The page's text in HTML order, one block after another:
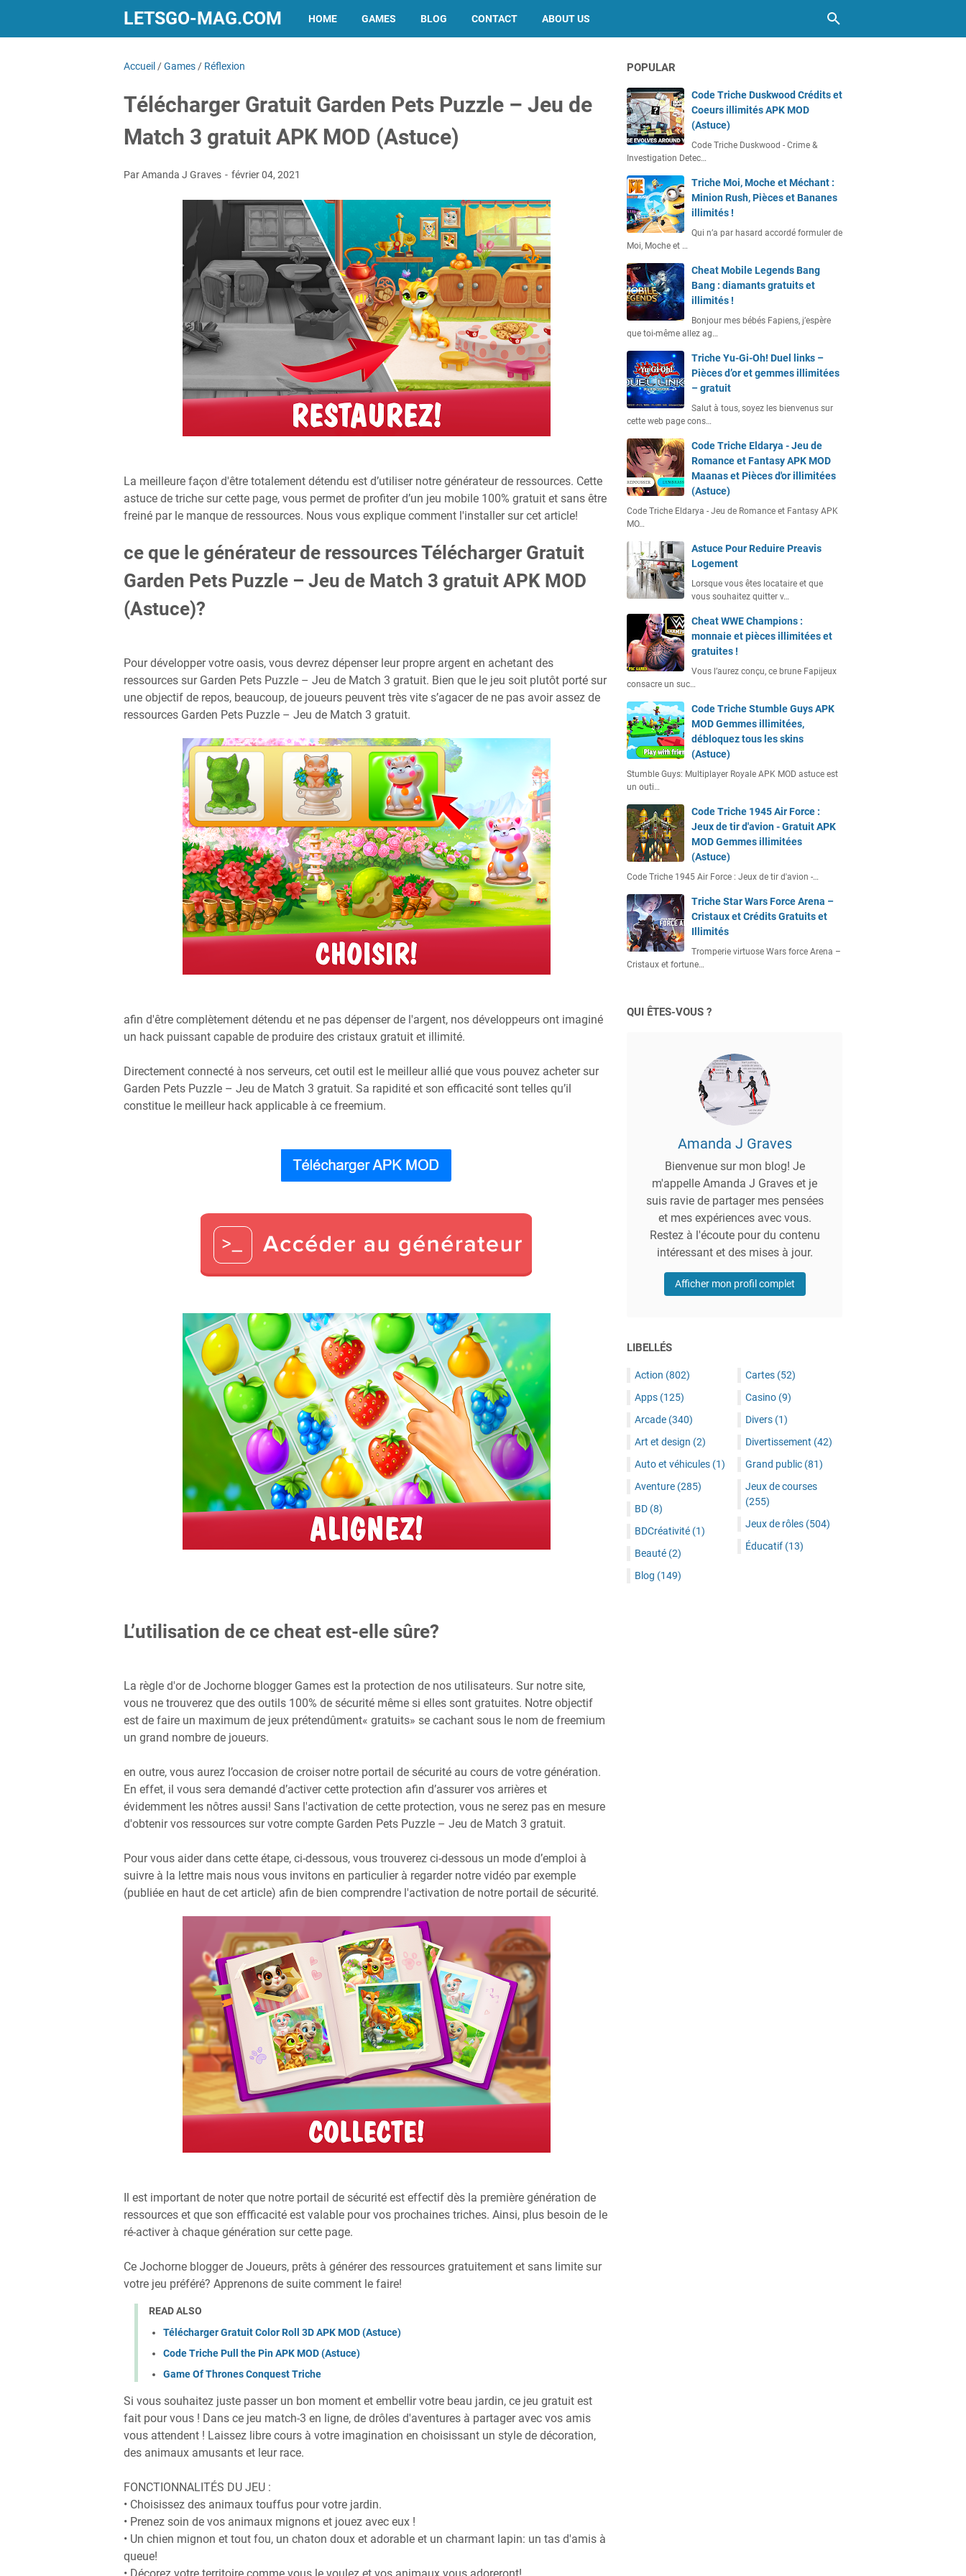
LETSGO-MAG.COM HOME GAMES BLOG CONTACT ABOUT US
Accueil /Games / Réflexion
Télécharger Gratuit Garden Pets Puzzle – Jeu de
Match 3 gratuit APK MOD (Astuce)
Par Amanda J Graves février 04, 2021
La meilleure façon d'être totalement détendu est d’utiliser notre générateur de ressources. Cette
astuce de triche sur cette page, vous permet de profiter d’un jeu mobile 100% gratuit et sans être
freiné par le manque de ressources. Nous vous explique comment l'installer sur cet article!
ce que le générateur de ressources Télécharger Gratuit
Garden Pets Puzzle – Jeu de Match 3 gratuit APK MOD
(Astuce)?
Pour développer votre oasis, vous devrez dépenser leur propre argent en achetant des
ressources sur Garden Pets Puzzle – Jeu de Match 3 gratuit. Bien que le jeu soit plutôt porté sur
une objectif de repos, beaucoup, de joueurs peuvent très vite s’agacer de ne pas avoir assez de
ressources Garden Pets Puzzle – Jeu de Match 3 gratuit.
afin d'être complètement détendu et ne pas dépenser de l'argent, nos développeurs ont imaginé
un hack puissant capable de produire des cristaux gratuit et illimité.
Directement connecté à nos serveurs, cet outil est le meilleur allié que vous pouvez acheter sur
Garden Pets Puzzle – Jeu de Match 3 gratuit. Sa rapidité et son efficacité sont telles qu’il
constitue le meilleur hack applicable à ce freemium.
L’utilisation de ce cheat est-elle sûre?
La règle d'or de Jochorne blogger Games est la protection de nos utilisateurs. Sur notre site,
vous ne trouverez que des outils 100% de sécurité même si elles sont gratuites. Notre objectif
est de faire un maximum de jeux prétendûment« gratuits» se cachant sous le nom de freemium
un grand nombre de joueurs.
en outre, vous aurez l’occasion de croiser notre portail de sécurité au cours de votre génération.
En effet, il vous sera demandé d’activer cette protection afin d’assurer vos arrières et
évidemment les nôtres aussi! Sans l'activation de cette protection, vous ne serez pas en mesure
d'obtenir vos ressources sur votre compte Garden Pets Puzzle – Jeu de Match 3 gratuit.
Pour vous aider dans cette étape, ci-dessous, vous trouverez ci-dessous un mode d’emploi à
suivre à la lettre mais nous vous invitons en particulier à regarder notre vidéo par exemple
(publiée en haut de cet article) afin de bien comprendre l'activation de notre portail de sécurité.
Il est important de noter que notre portail de sécurité est effectif dès la première génération de
ressources et que son effficacité est valable pour vos prochaines triches. Ainsi, plus besoin de le
ré-activer à chaque génération sur cette page.
Ce Jochorne blogger de Joueurs, prêts à générer des ressources gratuitement et sans limite sur
votre jeu préféré? Apprenons de suite comment le faire!
READ ALSO
Télécharger Gratuit Color Roll 3D APK MOD (Astuce)
Code Triche Pull the Pin APK MOD (Astuce)
Game Of Thrones Conquest Triche
Si vous souhaitez juste passer un bon moment et embellir votre beau jardin, ce jeu gratuit est
fait pour vous ! Dans ce jeu match-3 en ligne, de drôles d'aventures à partager avec vos amis
vous attendent ! Laissez libre cours à votre imagination en choisissant un style de décoration,
des animaux amusants et leur race.
FONCTIONNALITÉS DU JEU :
• Choisissez des animaux touffus pour votre jardin.
• Prenez soin de vos animaux mignons et jouez avec eux !
• Un chien mignon et tout fou, un chaton doux et adorable et un charmant lapin: un tas d'amis à
queue!
POPULAR
Code Triche Duskwood Crédits et
Coeurs illimités APK MOD
(Astuce)
Code Triche Duskwood - Crime &
Investigation Detec…
Triche Moi, Moche et Méchant :
Minion Rush, Pièces et Bananes
illimités !
Qui n’a par hasard accordé formuler de
Moi, Moche et …
Cheat Mobile Legends Bang
Bang : diamants gratuits et
illimités !
Bonjour mes bébés Fapiens, j’espère
que toi-même allez ag…
Triche Yu-Gi-Oh! Duel links –
Pièces d’or et gemmes illimitées
– gratuit
Salut à tous, soyez les bienvenus sur
cette web page cons…
Code Triche Eldarya - Jeu de
Romance et Fantasy APK MOD
Maanas et Pièces d'or illimitées
(Astuce)
Code Triche Eldarya - Jeu de Romance et Fantasy APK
MO…
Astuce Pour Reduire Preavis
Logement
Lorsque vous êtes locataire et que
vous souhaitez quitter v…
Cheat WWE Champions :
monnaie et pièces illimitées et
gratuites !
Vous l’aurez conçu, ce brune Fapijeux
consacre un suc…
Code Triche Stumble Guys APK
MOD Gemmes illimitées,
débloquez tous les skins
(Astuce)
Stumble Guys: Multiplayer Royale APK MOD astuce est
un outi…
Code Triche 1945 Air Force :
Jeux de tir d'avion - Gratuit APK
MOD Gemmes illimitées
(Astuce)
Code Triche 1945 Air Force : Jeux de tir d'avion -…
Triche Star Wars Force Arena –
Cristaux et Crédits Gratuits et
Illimités
Tromperie virtuose Wars force Arena –
Cristaux et fortune…
QUI ÊTES-VOUS ?
Amanda J Graves
Bienvenue sur mon blog! Je
m'appelle Amanda J Graves et je
suis ravie de partager mes pensées
et mes expériences avec vous.
Restez à l'écoute pour du contenu
intéressant et des mises à jour.
Afficher mon profil complet
LIBELLÉS
Action (802)
Apps (125)
Arcade (340)
Art et design (2)
Auto et véhicules (1)
Aventure (285)
BD (8)
BDCréativité (1)
Beauté (2)
Blog (149)
Cartes (52)
Casino (9)
Divers (1)
Divertissement (42)
Grand public (81)
Jeux de courses
(255)
Jeux de rôles (504)
Éducatif (13)